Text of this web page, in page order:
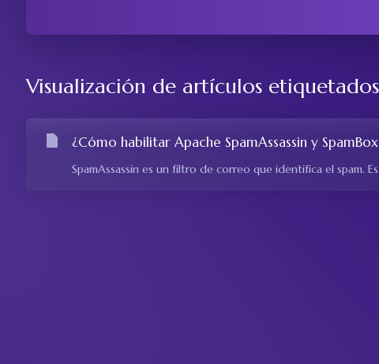
Visualización de artículos
¿Cómo habilitar Apache SpamAssassin y
SpamAssassin es un filtro de correo que identifica el spam.